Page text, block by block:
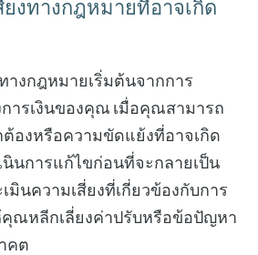
งทางกฎหมายที่อาจเกิด
างกฎหมายเริ่มต้นจากการ
ารเงินของคุณ เมื่อคุณสามารถ
องหรือความขัดแย้งที่อาจเกิด
นการแก้ไขก่อนที่จะกลายเป็น
มินความเสี่ยงที่เกี่ยวข้องกับการ
ณหลีกเลี่ยงค่าปรับหรือข้อปัญหา
คต